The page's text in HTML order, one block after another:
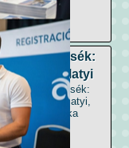
Grimm mesék:
Hüvelyk Matyi